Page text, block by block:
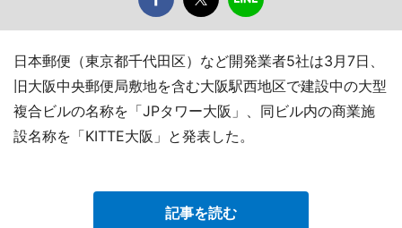
日本郵便（東京都千代田区）など開発業者5社は3月7日、
旧大阪中央郵便局敷地を含む大阪駅西地区で建設中の大型
複合ビルの名称を「JPタワー大阪」、同ビル内の商業施
設名称を「KITTE大阪」と発表した。
記事を読む